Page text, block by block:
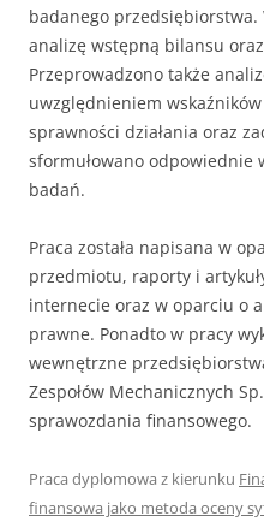
badanego
analizę wstępną bilansu
Przeprowadzono także
uwzględnieniem
sprawności działania oraz
sformułowano odpowiednie
badań.
Praca została napisana w
przedmiotu, raporty i
internecie oraz w oparciu o
prawne. Ponadto w pracy
wewnętrzne
Zespołów Mechanicznych
sprawozdania finansowego.
Praca dyplomowa z kierunku
finansowa jako metoda oceny